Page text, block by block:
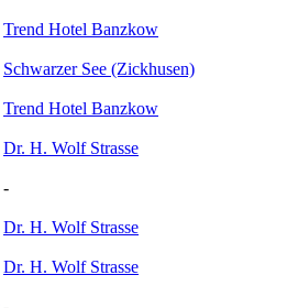
Trend Hotel Banzkow
Schwarzer See (Zickhusen)
Trend Hotel Banzkow
Dr. H. Wolf Strasse
-
Dr. H. Wolf Strasse
Dr. H. Wolf Strasse